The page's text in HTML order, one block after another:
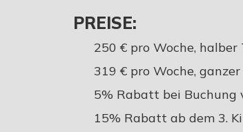
PREISE:
250 € pro Woche, halber
319 € pro Woche,
5% Rabatt bei Buchung
15% Rabatt ab dem 3.